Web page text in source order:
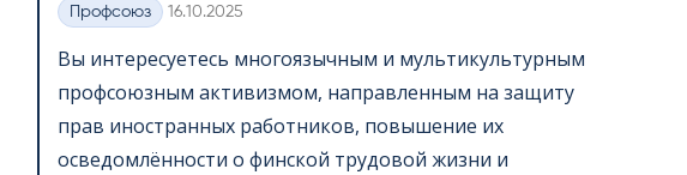
Категории
Профсоюз Kirjoitettu
16.10.2025
Вы интересуетесь многоязычным и мультикультурным
профсоюзным активизмом, направленным на защиту
прав иностранных работников, повышение их
осведомлённости о финской трудовой жизни и